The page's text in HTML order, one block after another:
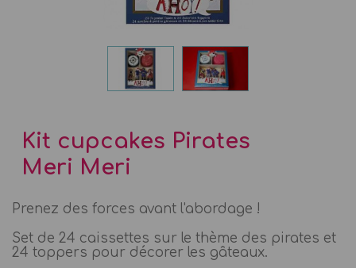
Kit cupcakes Pirates
Meri Meri
Prenez des forces avant l'abordage !
Set de 24 caissettes sur le thème des pirates et
24 toppers pour décorer les gâteaux.